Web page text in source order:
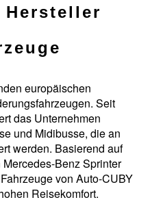
Hersteller
europäischen
Seit
das Unternehmen
und Midibusse, die an
werden. Basierend auf
Benz Sprinter
von Auto-CUBY
Reisekomfort.